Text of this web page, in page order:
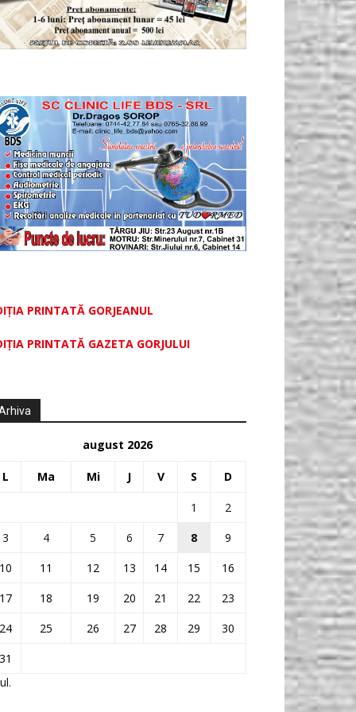
PRINTATĂ GORJEANUL
PRINTATĂ GAZETA GORJULUI
august 2026
L Ma Mi J V S D
1
2
3
4 5 6 7 8
9
11 12 13 14 15
16
18 19 20 21 22
23
25 26 27 28 29
30